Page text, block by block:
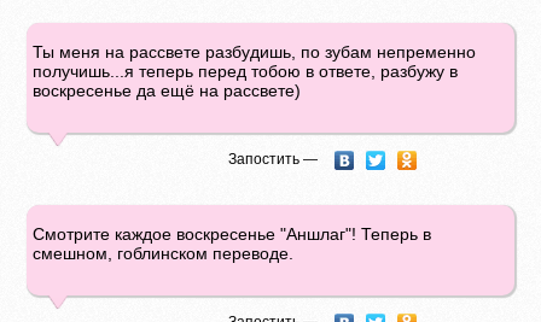
Ты меня на рассвете разбудишь, по зубам непременно
получишь...я теперь перед тобою в ответе, разбужу в
воскресенье да ещё на рассвете)
Запостить —
Смотрите каждое воскресенье "Аншлаг"! Теперь в
смешном, гоблинском переводе.